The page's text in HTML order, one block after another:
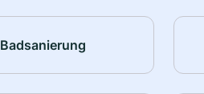
Badsanierung